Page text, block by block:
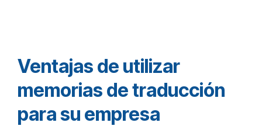
Ventajas de utilizar
memorias de traducción
para su empresa